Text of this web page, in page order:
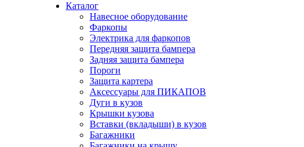
Каталог
Навесное оборудование
Фаркопы
Электрика для фаркопов
Передняя защита бампера
Задняя защита бампера
Пороги
Защита картера
Аксессуары для ПИКАПОВ
Дуги в кузов
Крышки кузова
Вставки (вкладыши) в кузов
Багажники